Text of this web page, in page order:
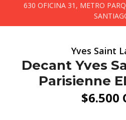
630 OFICINA 31, METRO
Yves Saint
Decant Yves
Parisienne
$6.500